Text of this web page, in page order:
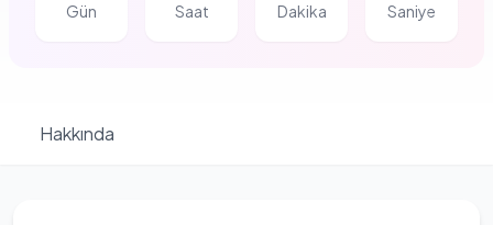
Gün Saat Dakika Saniye
Hakkında